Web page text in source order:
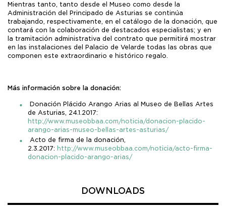
Mientras tanto, tanto desde el Museo como desde la
Administración del Principado de Asturias se continúa
trabajando, respectivamente, en el catálogo de la donación, que
contará con la colaboración de destacados especialistas; y en
la tramitación administrativa del contrato que permitirá mostrar
en las instalaciones del Palacio de Velarde todas las obras que
componen este extraordinario e histórico regalo.
Más información sobre la donación:
Donación Plácido Arango Arias al Museo de Bellas Artes
de Asturias, 24.1.2017:
http://www.museobbaa.com/noticia/donacion-placido-
arango-arias-museo-bellas-artes-asturias/
Acto de firma de la donación,
2.3.2017: http://www.museobbaa.com/noticia/acto-firma-
donacion-placido-arango-arias/
DOWNLOADS